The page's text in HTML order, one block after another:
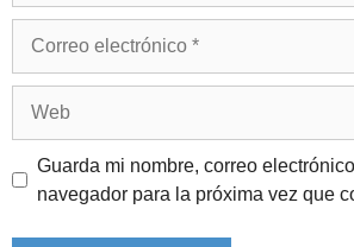
Guarda mi nombre, correo
navegador para la próxima vez que